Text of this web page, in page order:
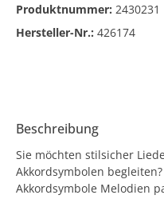
Produktnummer: 2430231
Hersteller-Nr.: 426174
Beschreibung
Sie möchten stilsicher
Akkordsymbolen
Akkordsymbole Melodien